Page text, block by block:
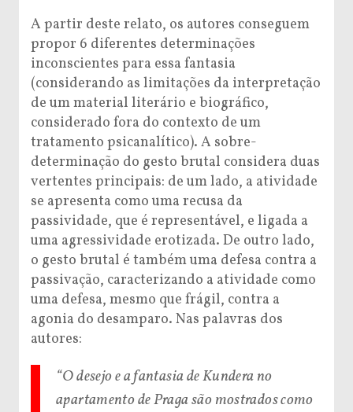
A partir deste relato, os autores conseguem
propor 6 diferentes determinações
inconscientes para essa fantasia
(considerando as limitações da interpretação
de um material literário e biográfico,
considerado fora do contexto de um
tratamento psicanalítico). A sobre-
determinação do gesto brutal considera duas
vertentes principais: de um lado, a atividade
se apresenta como uma recusa da
passividade, que é representável, e ligada a
uma agressividade erotizada. De outro lado,
o gesto brutal é também uma defesa contra a
passivação, caracterizando a atividade como
uma defesa, mesmo que frágil, contra a
agonia do desamparo. Nas palavras dos
autores:
“O desejo e a fantasia de Kundera no
apartamento de Praga são mostrados como